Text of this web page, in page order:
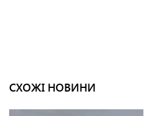
СХОЖІ НОВИНИ